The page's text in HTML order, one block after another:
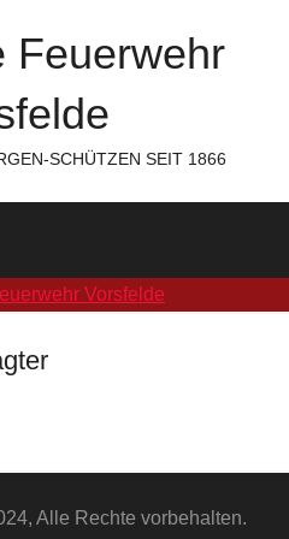
Feuerwehr
SCHÜTZEN SEIT 1866
Alle Rechte vorbehalten.